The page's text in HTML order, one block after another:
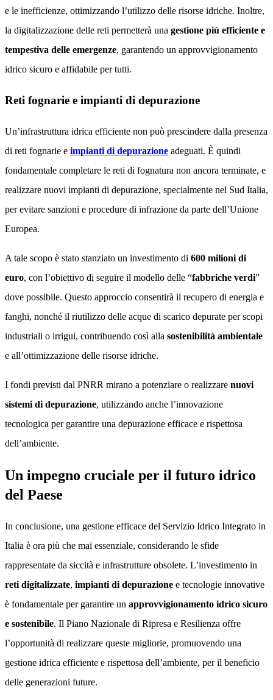
e le inefficienze, ottimizzando l’utilizzo delle risorse idriche. Inoltre,
la digitalizzazione delle reti permetterà una gestione più efficiente e
tempestiva delle emergenze, garantendo un approvvigionamento
idrico sicuro e affidabile per tutti.
Reti fognarie e impianti di depurazione
Un’infrastruttura idrica efficiente non può prescindere dalla presenza
di reti fognarie e impianti di depurazione adeguati. È quindi
fondamentale completare le reti di fognatura non ancora terminate, e
realizzare nuovi impianti di depurazione, specialmente nel Sud Italia,
per evitare sanzioni e procedure di infrazione da parte dell’Unione
Europea.
A tale scopo è stato stanziato un investimento di 600 milioni di
euro, con l’obiettivo di seguire il modello delle “fabbriche verdi”
dove possibile. Questo approccio consentirà il recupero di energia e
fanghi, nonché il riutilizzo delle acque di scarico depurate per scopi
industriali o irrigui, contribuendo così alla sostenibilità ambientale
e all’ottimizzazione delle risorse idriche.
I fondi previsti dal PNRR mirano a potenziare o realizzare nuovi
sistemi di depurazione, utilizzando anche l’innovazione
tecnologica per garantire una depurazione efficace e rispettosa
dell’ambiente.
Un impegno cruciale per il futuro idrico
del Paese
In conclusione, una gestione efficace del Servizio Idrico Integrato in
Italia è ora più che mai essenziale, considerando le sfide
rappresentate da siccità e infrastrutture obsolete. L’investimento in
reti digitalizzate, impianti di depurazione e tecnologie innovative
è fondamentale per garantire un approvvigionamento idrico sicuro
e sostenibile. Il Piano Nazionale di Ripresa e Resilienza offre
l’opportunità di realizzare queste migliorie, promuovendo una
gestione idrica efficiente e rispettosa dell’ambiente, per il beneficio
delle generazioni future.